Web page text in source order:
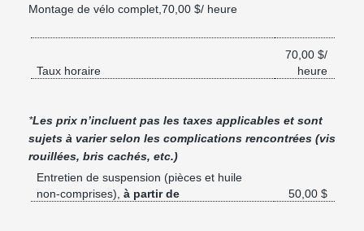
Montage de vélo complet,70,00 $/ heure
Taux horaire
70,00 $/
heure
*Les prix n’incluent pas les taxes applicables et sont
sujets à varier selon les complications rencontrées (vis
rouillées, bris cachés, etc.)
Entretien de suspension (pièces et huile
non-comprises), à partir de 50,00 $